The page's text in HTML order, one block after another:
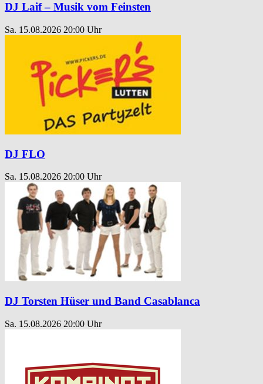
DJ Laif – Musik vom Feinsten
Sa. 15.08.2026 20:00 Uhr
DJ FLO
Sa. 15.08.2026 20:00 Uhr
DJ Torsten Hüser und Band Casablanca
Sa. 15.08.2026 20:00 Uhr